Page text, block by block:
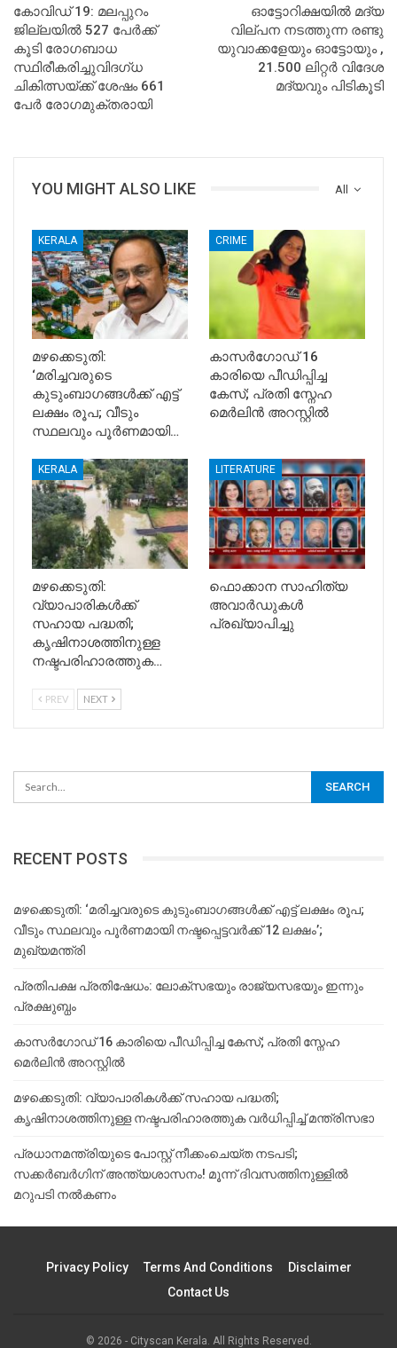
കോവിഡ് 19: മലപ്പുറം
ജില്ലയില്‍ 527 പേര്‍ക്ക്
കൂടി രോഗബാധ
സ്ഥിരീകരിച്ചുവിദഗ്ധ
ചികിത്സയ്ക്ക് ശേഷം 661
പേര്‍ രോഗമുക്തരായി
ഓട്ടോറിക്ഷയിൽ മദ്യ
വില്പന നടത്തുന്ന രണ്ടു
യുവാക്കളേയും ഓട്ടോയും ,
21.500 ലിറ്റർ വിദേശ
മദ്യവും പിടികൂടി
All
YOU MIGHT ALSO LIKE
KERALA
മഴക്കെടുതി:
‘മരിച്ചവരുടെ
കുടുംബാഗങ്ങൾക്ക് എട്ട്
ലക്ഷം രൂപ; വീടും
സ്ഥലവും പൂർണമായി…
CRIME
കാസർഗോഡ് 16
കാരിയെ പീഡിപ്പിച്ച
കേസ്; പ്രതി സ്നേഹ
മെർലിൻ അറസ്റ്റിൽ
KERALA
മഴക്കെടുതി:
വ്യാപാരികൾക്ക്
സഹായ പദ്ധതി;
കൃഷിനാശത്തിനുള്ള
നഷ്ടപരിഹാരത്തുക…
LITERATURE
ഫൊക്കാന സാഹിത്യ
അവാർഡുകൾ
പ്രഖ്യാപിച്ചു
PREV NEXT
RECENT POSTS
മഴക്കെടുതി: ‘മരിച്ചവരുടെ കുടുംബാഗങ്ങൾക്ക് എട്ട് ലക്ഷം രൂപ;
വീടും സ്ഥലവും പൂർണമായി നഷ്ടപ്പെട്ടവർക്ക് 12 ലക്ഷം’;
മുഖ്യമന്ത്രി
പ്രതിപക്ഷ പ്രതിഷേധം: ലോക്സഭയും രാജ്യസഭയും ഇന്നും
പ്രക്ഷുബ്ധം
കാസർഗോഡ് 16 കാരിയെ പീഡിപ്പിച്ച കേസ്; പ്രതി സ്നേഹ
മെർലിൻ അറസ്റ്റിൽ
മഴക്കെടുതി: വ്യാപാരികൾക്ക് സഹായ പദ്ധതി;
കൃഷിനാശത്തിനുള്ള നഷ്ടപരിഹാരത്തുക വർ‌ധിപ്പിച്ച് മന്ത്രിസഭാ
പ്രധാനമന്ത്രിയുടെ പോസ്റ്റ് നീക്കംചെയ്ത നടപടി;
സക്കർബർഗിന് അന്ത്യശാസനം! മൂന്ന് ദിവസത്തിനുള്ളില്‍
മറുപടി നല്‍കണം
Privacy Policy Terms And Conditions
Disclaimer
Contact Us
© 2026 - Cityscan Kerala. All Rights Reserved.